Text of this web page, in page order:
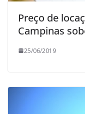
Preço de
Campinas
25/06/2019